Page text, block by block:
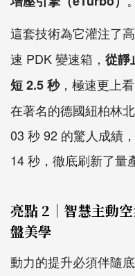
這套技術為它灌注了
速 PDK 變速箱， 從靜
短 2.5 秒，極速更上
在著名的德國紐柏林
03 秒 92 的驚人成績
14 秒，徹底刷新了量
亮點 2｜智慧主動
盤美學
動力的提升必須伴隨